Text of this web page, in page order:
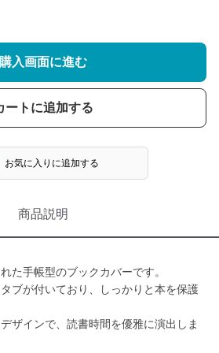
購入画面に進む
ートに追加する
お気に入りに追加する
商品説明
た手帳型のブックカバーです。
ブが付いており、しっかりと本を保護
ザインで、読書時間を優雅に演出しま